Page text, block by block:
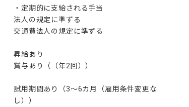
・定期的に支給される手当
法人の規定に準ずる
交通費法人の規定に準ずる
昇給あり
賞与あり（（年2回））
試用期間あり（3〜6カ月（雇用条件変更な
し））